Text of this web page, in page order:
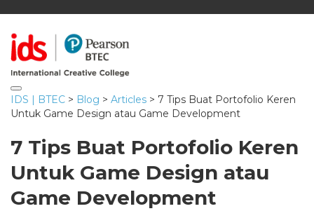
Toggle navigation
IDS | BTEC > Blog > Articles > 7 Tips Buat Portofolio Keren
Untuk Game Design atau Game Development
7 Tips Buat Portofolio Keren
Untuk Game Design atau
Game Development